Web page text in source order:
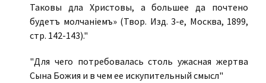
Таковы дѣла Христовы, а большее да почтено
будетъ молчаніемъ» (Твор. Изд. 3-е, Москва, 1899,
стр. 142-143)."
"Для чего потребовалась столь ужасная жертва
Сына Божия и в чем ее искупительный смысл"